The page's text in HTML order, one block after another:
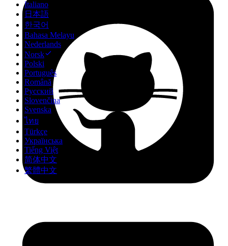
Italiano
日本語
한국어
Bahasa Melayu
Nederlands
Norsk
Polski
Português
Română
Русский
Slovenčina
Svenska
ไทย
Türkçe
Українська
Tiếng Việt
简体中文
繁體中文